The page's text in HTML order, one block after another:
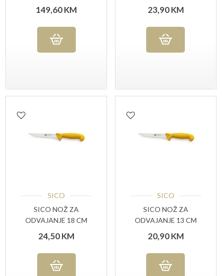
149,60KM
ZAKRIVLJENI
23,90KM
SICO
SICO NOŽ ZA
ODVAJANJE 18 CM
24,50KM
SICO
SICO NOŽ ZA
ODVAJANJE 13 CM
20,90KM